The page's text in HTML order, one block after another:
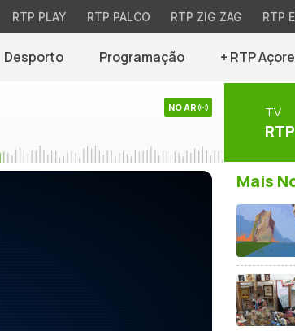
RTP PLAY RTP PALCO RTP ZIG ZAG RTP
Desporto Programação + RTP
NO AR TV
Mais